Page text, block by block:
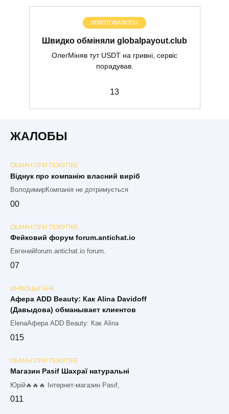
КРИПТОВАЛЮТЫ
Швидко обміняли globalpayout.club
ОлегМіняв тут USDT на гривні, сервіс
порадував.
13
ЖАЛОБЫ
ОБМАН ПРИ ПОКУПКЕ
Віднук про компанію власний виріб
ВолодимирКомпанія не дотримується
00
ОБМАН ПРИ ПОКУПКЕ
Фейковий форум forum.antichat.io
Евгенийforum.antichat.io forum.
07
ИНФОЦЫГАНЕ
Афера ADD Beauty: Как Alina Davidoff
(Давыдова) обманывает клиентов
ElenaАфера ADD Beauty: Как Alina
015
ОБМАН ПРИ ПОКУПКЕ
Магазин Pasif Шахраї натуральні
Юрій🔥🔥🔥 Інтернет-магазин Pasif,
011